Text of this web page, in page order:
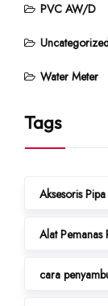
PVC AW/D
Water Meter
Tags
Aksesoris
Alat Pemanas
cara